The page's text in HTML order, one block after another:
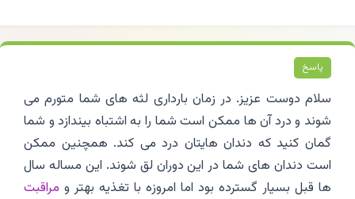
پاسخ
سلام دوست عزیز. در زمان بارداری لثه های شما متورم می
شوند و درد آن ها ممکن است شما را به اشتباه بیندازد و شما
گمان کنید که دندان هایتان درد می کند‌. همچنین ممکن
است دندان های شما در این دوران لق شوند. این مساله سال
ها قبل بسیار گسترده بود اما امروزه با تغذیه بهتر و مراقبت